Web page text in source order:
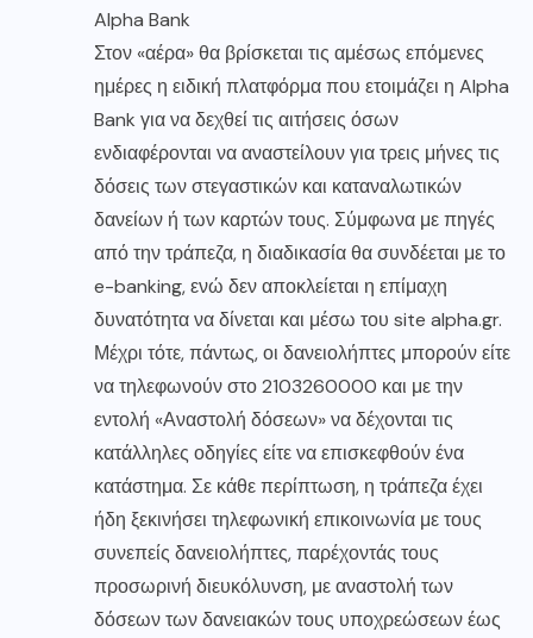
Alpha Bank
Στον «αέρα» θα βρίσκεται τις αμέσως επόμενες
ημέρες η ειδική πλατφόρμα που ετοιμάζει η Alpha
Bank για να δεχθεί τις αιτήσεις όσων
ενδιαφέρονται να αναστείλουν για τρεις μήνες τις
δόσεις των στεγαστικών και καταναλωτικών
δανείων ή των καρτών τους. Σύμφωνα με πηγές
από την τράπεζα, η διαδικασία θα συνδέεται με το
e-banking, ενώ δεν αποκλείεται η επίμαχη
δυνατότητα να δίνεται και μέσω του site alpha.gr.
Μέχρι τότε, πάντως, οι δανειολήπτες μπορούν είτε
να τηλεφωνούν στο 2103260000 και με την
εντολή «Αναστολή δόσεων» να δέχονται τις
κατάλληλες οδηγίες είτε να επισκεφθούν ένα
κατάστημα. Σε κάθε περίπτωση, η τράπεζα έχει
ήδη ξεκινήσει τηλεφωνική επικοινωνία με τους
συνεπείς δανειολήπτες, παρέχοντάς τους
προσωρινή διευκόλυνση, με αναστολή των
δόσεων των δανειακών τους υποχρεώσεων έως